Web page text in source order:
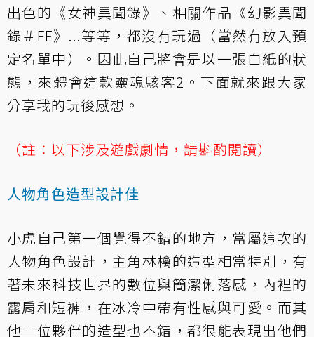
出色的《女神異聞錄》、相關作品《幻影異聞
錄＃FE》...等等，都沒有玩過（當然有放入預
定名單中）。因此自己將會是以一張白紙的狀
態，來體會這款靈魂駭客2。下面就來跟大家
分享我的玩後感想。
（註：以下涉及遊戲劇情，請斟酌閱讀）
人物角色造型設計佳
小虎自己第一個覺得不錯的地方，當屬這次的
人物角色設計，主角林檎的造型相當特別，有
著未來科技世界的數位與簡潔俐落感，內裡的
露肩和短褲，在冰冷中帶有性感與可愛。而其
他三位夥伴的造型也不錯，都很能表現出他們